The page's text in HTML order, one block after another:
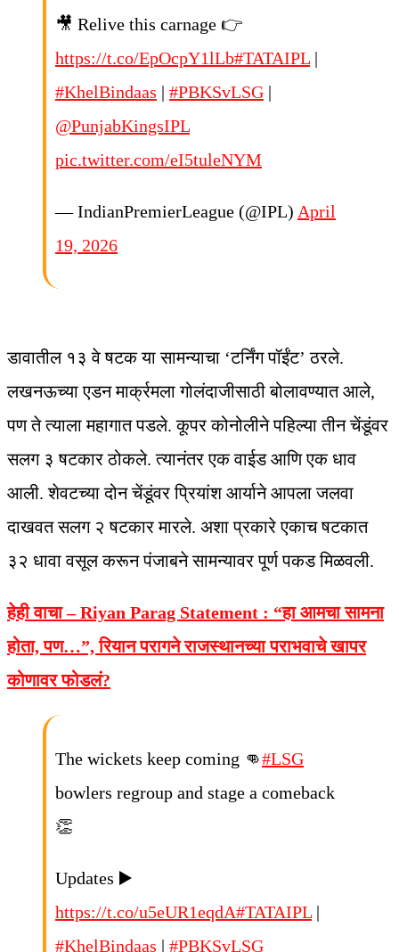
🎥 Relive this carnage 👉
https://t.co/EpOcpY1lLb#TATAIPL |
#KhelBindaas | #PBKSvLSG |
@PunjabKingsIPL
pic.twitter.com/eI5tuleNYM
— IndianPremierLeague (@IPL) April
19, 2026
डावातील १३ वे षटक या सामन्याचा ‘टर्निंग पॉईंट’ ठरले.
लखनऊच्या एडन मार्क्रमला गोलंदाजीसाठी बोलावण्यात आले,
पण ते त्याला महागात पडले. कूपर कोनोलीने पहिल्या तीन चेंडूंवर
सलग ३ षटकार ठोकले. त्यानंतर एक वाईड आणि एक धाव
आली. शेवटच्या दोन चेंडूंवर प्रियांश आर्याने आपला जलवा
दाखवत सलग २ षटकार मारले. अशा प्रकारे एकाच षटकात
३२ धावा वसूल करून पंजाबने सामन्यावर पूर्ण पकड मिळवली.
हेही वाचा – Riyan Parag Statement : “हा आमचा सामना
होता, पण…”, रियान परागने राजस्थानच्या पराभवाचे खापर
कोणावर फोडलं?
The wickets keep coming 👊#LSG
bowlers regroup and stage a comeback
👏
Updates ▶️
https://t.co/u5eUR1eqdA#TATAIPL |
#KhelBindaas | #PBKSvLSG